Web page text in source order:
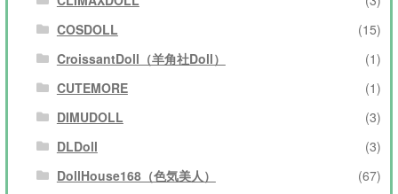
COSDOLL
(15)
CroissantDoll（羊角社Doll）
(1)
CUTEMORE
(1)
DIMUDOLL
(3)
DLDoll
(3)
DollHouse168（色気美人）
(67)